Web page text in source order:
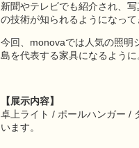
新聞やテレビでも紹介され、
の技術が知られるようになって
今回、monovaでは人気の照明
島を代表する家具になるよう
【展示内容】
卓上ライト / ポールハンガー /
います。